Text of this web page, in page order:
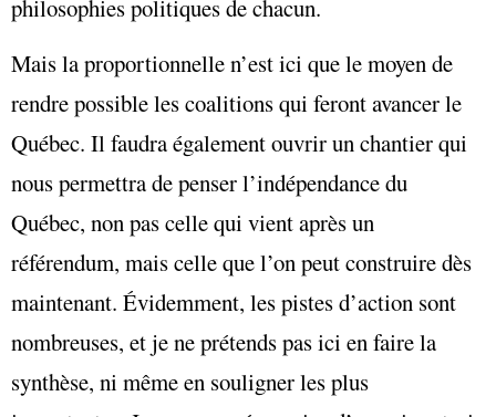
philosophies politiques de chacun.
Mais la proportionnelle n’est ici que le moyen de
rendre possible les coalitions qui feront avancer le
Québec. Il faudra également ouvrir un chantier qui
nous permettra de penser l’indépendance du
Québec, non pas celle qui vient après un
référendum, mais celle que l’on peut construire dès
maintenant. Évidemment, les pistes d’action sont
nombreuses, et je ne prétends pas ici en faire la
synthèse, ni même en souligner les plus